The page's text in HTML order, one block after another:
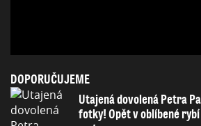
DOPORUČUJEME
Utajená dovolená Petra
fotky! Opět v oblíbené